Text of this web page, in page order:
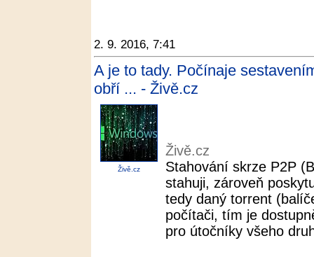
2. 9. 2016, 7:41
A je to tady. Počínaje
obří ... - Živě.cz
Živě.cz
Živě.cz
Stahování skrze P2P
stahuji, zároveň
tedy daný torrent
počítači, tím je
pro útočníky všeho